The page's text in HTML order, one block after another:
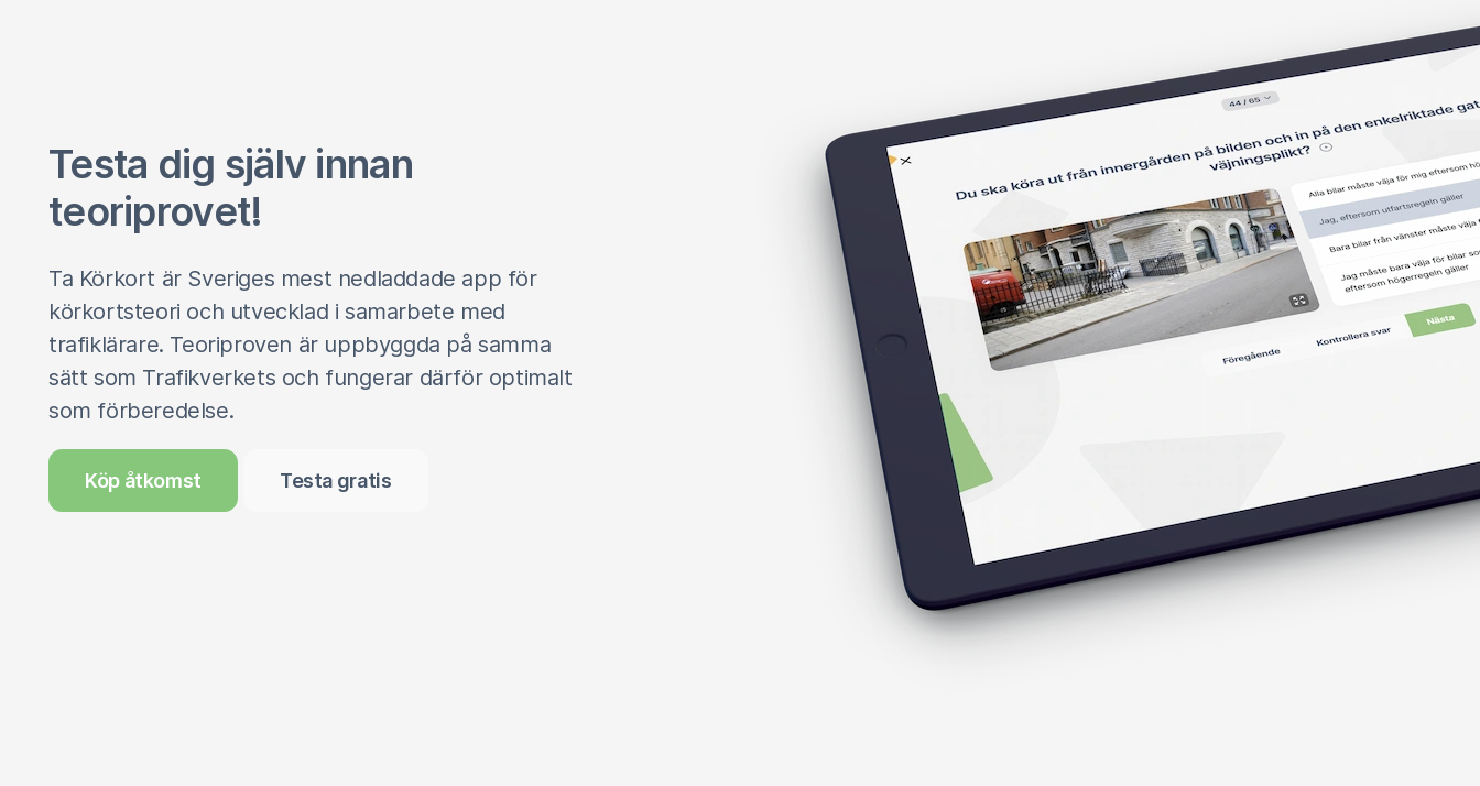
Testa dig själv innan
teoriprovet!
Ta Körkort är Sveriges mest nedladdade app för
körkortsteori och utvecklad i samarbete med
trafiklärare. Teoriproven är uppbyggda på samma
sätt som Trafikverkets och fungerar därför optimalt
som förberedelse.
Köp åtkomst Testa gratis